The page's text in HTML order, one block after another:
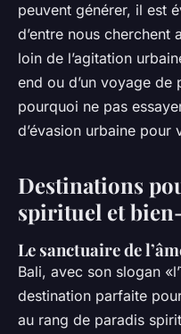
peuvent générer, il est
d’entre nous cherchent
loin de l’agitation
end ou d’un voyage de
pourquoi ne pas
d’évasion urbaine pour
Destinations
spirituel et
Le sanctuaire de
Bali, avec son slogan
destination parfaite
au rang de paradis